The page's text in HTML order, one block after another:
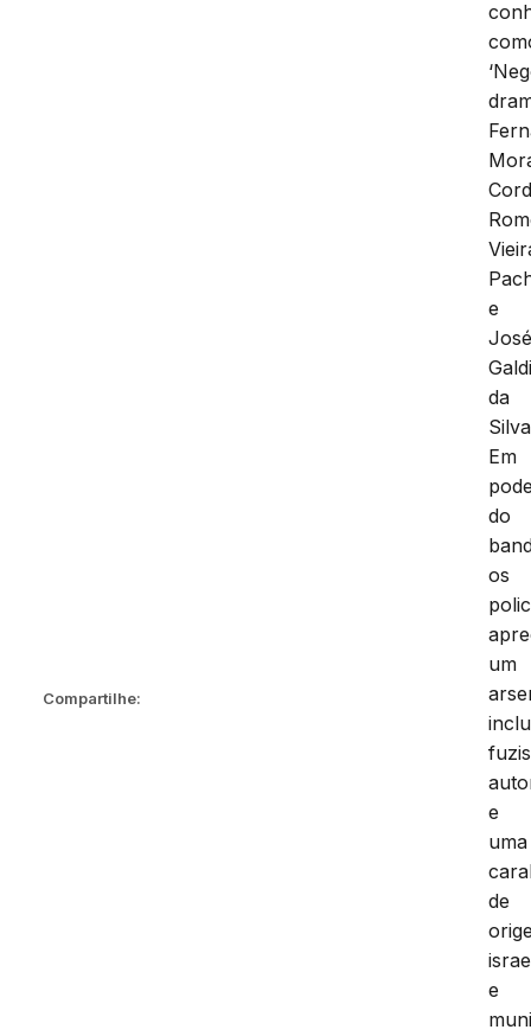
Compartilhe:
e
da
Em
do
os
um
fuzis
e
uma
de
e